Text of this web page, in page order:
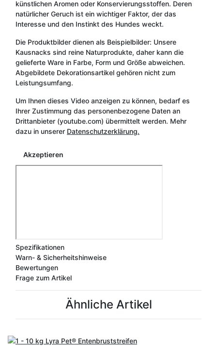
künstlichen Aromen oder Konservierungsstoffen. Deren
natürlicher Geruch ist ein wichtiger Faktor, der das
Interesse und den Instinkt des Hundes weckt.
Die Produktbilder dienen als Beispielbilder: Unsere
Kausnacks sind reine Naturprodukte, daher kann die
gelieferte Ware in Farbe, Form und Größe abweichen.
Abgebildete Dekorationsartikel gehören nicht zum
Leistungsumfang.
Um Ihnen dieses Video anzeigen zu können, bedarf es
Ihrer Zustimmung das personenbezogene Daten an
Drittanbieter (youtube.com) übermittelt werden. Mehr
dazu in unserer Datenschutzerklärung.
Akzeptieren
Spezifikationen
Warn- & Sicherheitshinweise
Bewertungen
Frage zum Artikel
Ähnliche Artikel